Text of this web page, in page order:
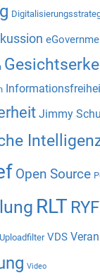
Jimmy
Open Source
RLT RYF
Uploadfilter VDS
Video